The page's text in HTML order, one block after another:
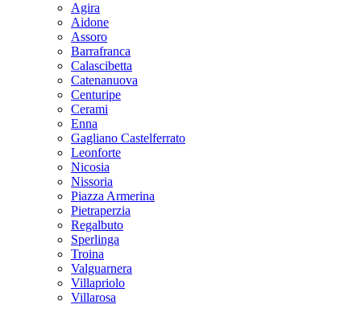
Agira
Aidone
Assoro
Barrafranca
Calascibetta
Catenanuova
Centuripe
Cerami
Enna
Gagliano Castelferrato
Leonforte
Nicosia
Nissoria
Piazza Armerina
Pietraperzia
Regalbuto
Sperlinga
Troina
Valguarnera
Villapriolo
Villarosa